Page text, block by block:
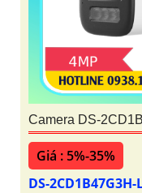
Camera DS-
Giá : 5%-35%
DS-2CD1B47G3H-